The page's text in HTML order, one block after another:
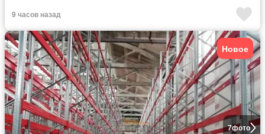
9 часов назад
7фото
Новое